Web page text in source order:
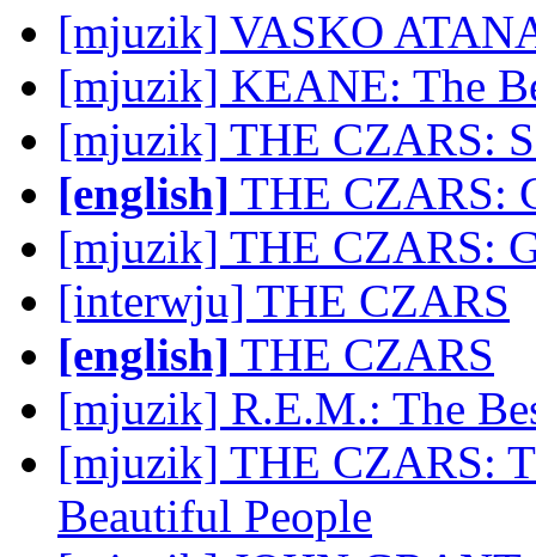
[mjuzik] VASKO
[mjuzik] KEANE: The
[mjuzik] THE CZARS:
[english] THE CZARS:
[mjuzik] THE CZARS:
[interwju] THE CZARS
[english] THE CZARS
[mjuzik] R.E.M.: The
[mjuzik] THE CZARS:
Beautiful People